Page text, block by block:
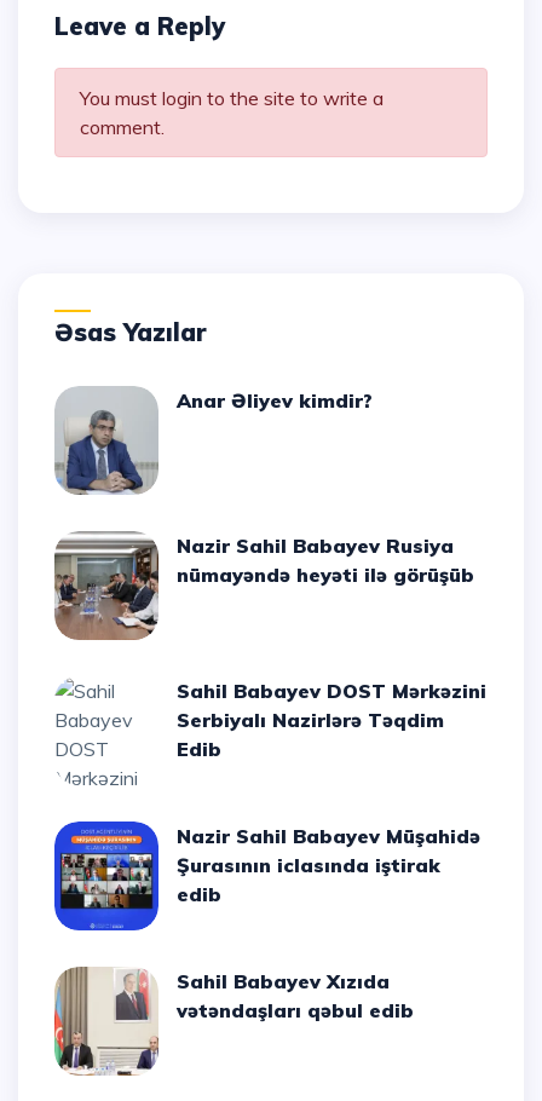
Leave a Reply
You must login to the site to write a
comment.
Əsas Yazılar
Anar Əliyev kimdir?
Nazir Sahil Babayev Rusiya
nümayəndə heyəti ilə görüşüb
Sahil Babayev DOST Mərkəzini
Serbiyalı Nazirlərə Təqdim
Edib
Nazir Sahil Babayev Müşahidə
Şurasının iclasında iştirak
edib
Sahil Babayev Xızıda
vətəndaşları qəbul edib